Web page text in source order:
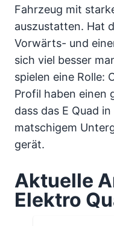
Fahrzeug mit
auszustatten. Hat
Vorwärts- und
sich viel besser
spielen eine Rolle:
Profil haben einen
dass das E Quad
matschigem
gerät.
Aktuelle
Elektro